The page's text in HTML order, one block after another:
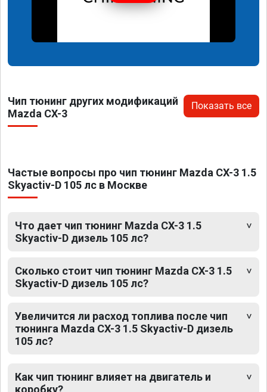
Чип тюнинг других модификаций
Mazda CX-3
Показать все
Частые вопросы про чип тюнинг Mazda CX-3 1.5
Skyactiv-D 105 лс в Москве
Что дает чип тюнинг Mazda CX-3 1.5
Skyactiv-D дизель 105 лс?
Сколько стоит чип тюнинг Mazda CX-3 1.5
Skyactiv-D дизель 105 лс?
Увеличится ли расход топлива после чип
тюнинга Mazda CX-3 1.5 Skyactiv-D дизель
105 лс?
Как чип тюнинг влияет на двигатель и
коробку?